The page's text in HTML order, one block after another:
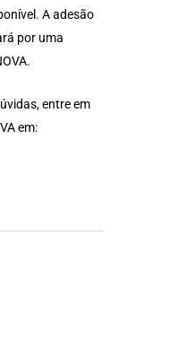
A adesão
por uma
entre em
em: